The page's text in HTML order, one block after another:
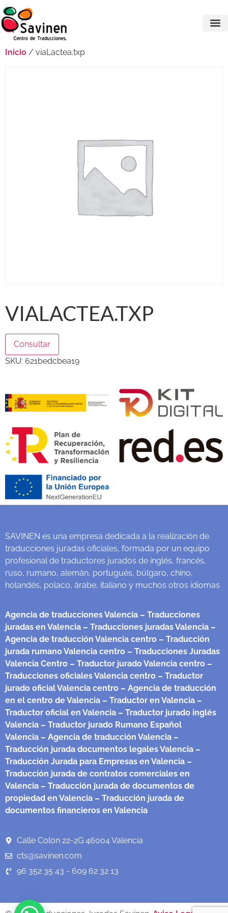
Inicio / viaLactea.txp
VIALACTEA.TXP
Consultar
SKU: 621bedcbea19
SAVINEN es una empresa dedicada a la realización de
traducciones juradas oficiales, formada por un equipo
profesional de traductores jurados de inglés, francés,
ruso, rumano, alemán, portugués, búlgaro, chino,
holandés, polaco, árabe, italiano y muchos otros idiomas
Agencia de traducciones Valencia – Traducciones
juradas en Valencia – Traducciones juradas Valencia –
Agencia de traducción Valencia centro – Traducción
jurada rumano Valencia centro – Traducciones Juradas
Valencia Centro – Traductor jurado Valencia centro –
Traducciones oficiales Valencia centro – Traductor
jurado oficial Valencia centro – Agencia de traducción
en el centro de Valencia – Traductor en Valencia –
Traductor oficial en Valencia – Traductor jurado inglés
Valencia – Traductor jurado Rumano Español
Valencia – Agencia de traducción Valencia –
Traducción jurada documentos legales Valencia –
Traducción Jurada para Empresas en Valencia –
Traducción jurada de contratos comerciales en
Valencia – Traducción jurada de documentos de
propiedad en Valencia – Traducción jurada de
documentos financieros en Valencia
Calle Colon 22-2G 46004 Valencia
cts@savinen.com
96 352 35 43 - 609 62 32 13